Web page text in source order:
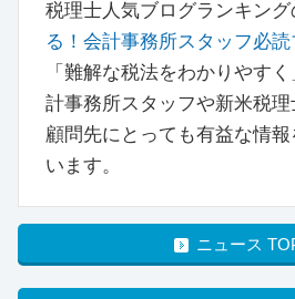
税理士人気ブログランキング
る！会計事務所スタッフ必
「難解な税法をわかりやす
計事務所スタッフや新米税理
顧問先にとっても有益な情
います。
ニュース